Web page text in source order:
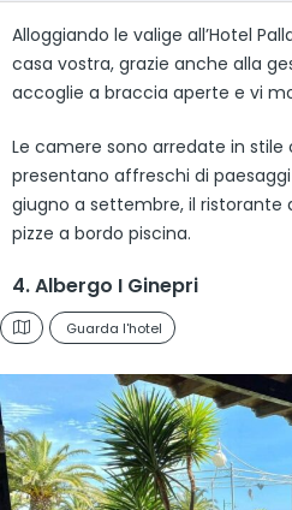
Alloggiando le valige all’Hotel
casa vostra, grazie anche alla
accoglie a braccia aperte e vi
Le camere sono arredate in stile
presentano affreschi di
giugno a settembre, il ristorante
pizze a bordo piscina.
4. Albergo I Ginepri
Guarda l'hotel